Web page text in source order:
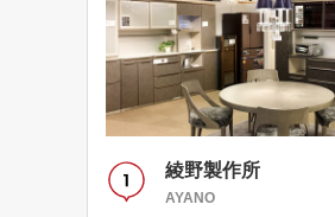
綾野製作所
AYANO